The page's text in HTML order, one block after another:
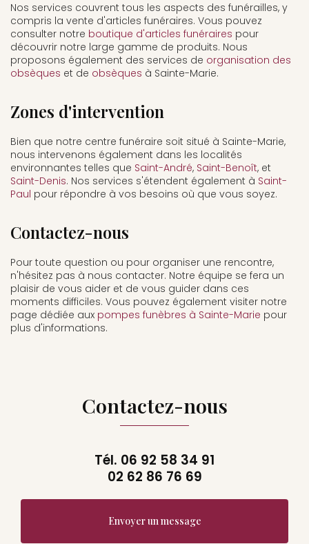
Nos services couvrent tous les aspects des funérailles, y
compris la vente d'articles funéraires. Vous pouvez
consulter notre boutique d'articles funéraires pour
découvrir notre large gamme de produits. Nous
proposons également des services de organisation des
obsèques et de obsèques à Sainte-Marie.
Zones d'intervention
Bien que notre centre funéraire soit situé à Sainte-Marie,
nous intervenons également dans les localités
environnantes telles que Saint-André, Saint-Benoît, et
Saint-Denis. Nos services s'étendent également à Saint-
Paul pour répondre à vos besoins où que vous soyez.
Contactez-nous
Pour toute question ou pour organiser une rencontre,
n'hésitez pas à nous contacter. Notre équipe se fera un
plaisir de vous aider et de vous guider dans ces
moments difficiles. Vous pouvez également visiter notre
page dédiée aux pompes funèbres à Sainte-Marie pour
plus d'informations.
Contactez-nous
Tél. 06 92 58 34 91
02 62 86 76 69
Envoyer un message